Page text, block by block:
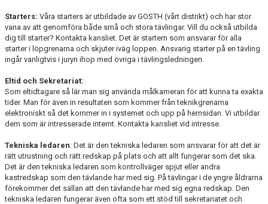
Starters: Våra starters är utbildade av GOSTH (vårt distrikt) och har stor
vana av att genomföra både små och stora tävlingar. Vill du också utbilda
dig till starter? Kontakta kansliet. Det är startern som ansvarar för alla
starter i löpgrenarna och skjuter iväg loppen. Ansvarig starter på en tävling
ingår vanligtvis i juryn ihop med övriga i tävlingsledningen.
Eltid och Sekretariat:
Som eltidtagare så lär man sig använda målkameran för att kunna ta exakta
tider. Man för även in resultaten som kommer från teknikgrenarna
elektroniskt så det kommer in i systemet och upp på hemsidan. Vi utbildar
dem som är intresserade internt. Kontakta kansliet vid intresse.
Tekniska ledaren: Det är den tekniska ledaren som ansvarar för att det är
rätt utrustning och rätt redskap på plats och att allt fungerar som det ska.
Det är den tekniska ledaren som kontrollväger spjut eller andra
kastredskap som den tävlande har med sig. På tävlingar i de yngre åldrarna
förekommer det sällan att den tävlande har med sig egna redskap. Den
tekniska ledaren fungerar även ofta som ett stöd till sekretariatet och